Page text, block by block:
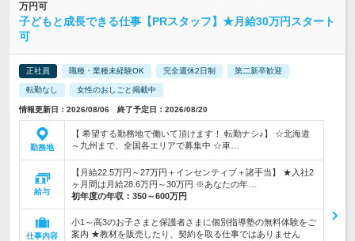
万円可
子どもと成長できる仕事【PRスタッフ】★月給30万円スタート
可
正社員 職種・業種未経験OK 完全週休2日制 第二新卒歓迎
転勤なし 女性のおしごと掲載中
情報更新日：2026/08/06 終了予定日：2026/08/20
勤務地
【 希望する勤務地で働いて頂けます！ 転勤ナシ♪】 ☆北海道
～九州まで、全国各エリアで募集中 ☆車…
給与
【月給22.5万円～27万円＋インセンティブ＋諸手当】 ★入社2
ヶ月間は月給28.6万円～30万円 ※あなたの年…
初年度の年収： 350～600万円
仕事内容
小1～高3のお子さまと保護者さまに個別指導塾の無料体験をご
案内 ★教材を販売したり、契約を取る仕事ではありません